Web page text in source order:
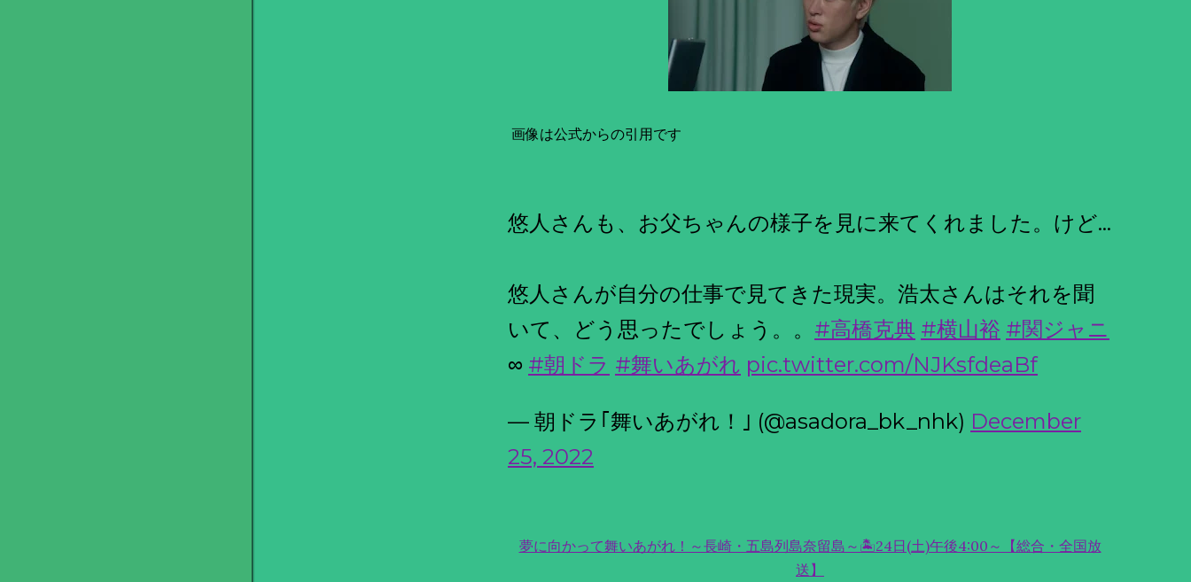
画像は公式からの引用です
悠人さんも、お父ちゃんの様子を見に来てくれました。けど…
悠人さんが自分の仕事で見てきた現実。浩太さんはそれを聞
いて、どう思ったでしょう。。 #高橋克典 #横山裕 #関ジャニ
∞ #朝ドラ #舞いあがれ pic.twitter.com/NJKsfdeaBf
— 朝ドラ｢舞いあがれ！｣ (@asadora_bk_nhk) December
25, 2022
夢に向かって舞いあがれ！～長崎・五島列島奈留島～🏝24日(土)午後4:00～【総合・全国放
送】